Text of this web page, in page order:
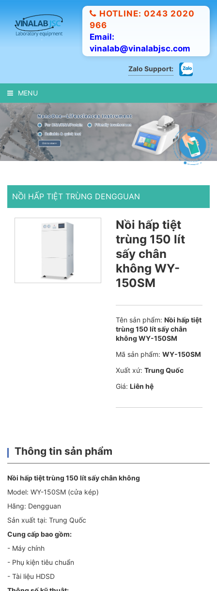
HOTLINE: 0243 2020
966
Email:
vinalab@vinalabjsc.com
Zalo Support:
MENU
NỒI HẤP TIỆT TRÙNG DENGGUAN
Nồi hấp tiệt
trùng 150 lít
sấy chân
không WY-
150SM
Tên sản phẩm: Nồi hấp tiệt
trùng 150 lít sấy chân
không WY-150SM
Mã sản phẩm: WY-150SM
Xuất xứ: Trung Quốc
Giá: Liên hệ
Thông tin sản phẩm
Nồi hấp tiệt trùng 150 lít sấy chân không
Model: WY-150SM (cửa kép)
Hãng: Dengguan
Sản xuất tại: Trung Quốc
Cung cấp bao gồm:
- Máy chính
- Phụ kiện tiêu chuẩn
- Tài liệu HDSD